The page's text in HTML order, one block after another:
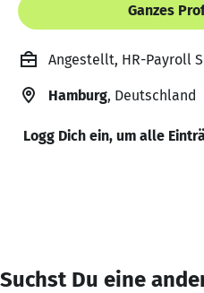
Ganzes
Angestellt, HR-Payroll
Hamburg, Deutschland
Logg Dich ein, um alle
Suchst Du eine